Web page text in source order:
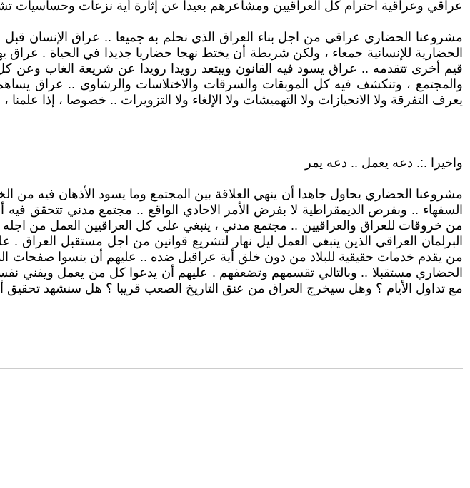
عراقي وعراقية احترام كل العراقيين ومشاعرهم بعيدا عن إثارة أية نزعات وحساسيات
مشروعنا الحضاري عراقي من اجل بناء العراق الذي نحلم به جميعا .. عراق الإنسان
الحضارية للإنسانية جمعاء ، ولكن شريطة أن يختط نهجا حضاريا جديدا في الحياة .
قيم أخرى تتقدمه .. عراق يسود فيه القانون ويبتعد رويدا رويدا عن شريعة الغاب وعن
والمجتمع ، وتنكشف فيه كل الموبقات والسرقات والاختلاسات والرشاوى .. عراق
يعرف التفرقة ولا الانحيازات ولا التهميشات ولا الإلغاء ولا التزويرات .. خصوصا ، إذا
واخيرا .:. دعه يعمل .. دعه يمر
مشروعنا الحضاري يحاول جاهدا أن ينهي العلاقة بين المجتمع وما يسود الأذهان فيه من
السفهاء .. وبفرص الديمقراطية لا بفرض الأمر الاحادي الواقع .. مجتمع مدني
من خروقات للعراق والعراقيين .. مجتمع مدني ، ينبغي على كل العراقيين العمل من
البرلمان العراقي الذين ينبغي العمل ليل نهار لتشريع قوانين من اجل مستقبل
من يقدم خدمات حقيقية للبلاد من دون خلق أية عراقيل ضده .. عليهم أن ينسوا صفحات
الحضاري مستقبلا .. وبالتالي تقسمهم وتضعفهم . عليهم أن يدعوا كل من يعمل
مع تداول الأيام ؟ وهل سيخرج العراق من عنق التاريخ الصعب قريبا ؟ هل سنشهد تحقيق